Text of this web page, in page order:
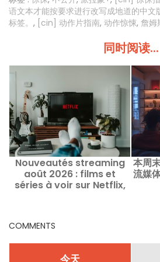
语文本才能按要求进行改写成地道的中文
标签。 , [cin] 动作片指南, 动作惊悚, 詹姆
同时阅读...
Nouveautés streaming
août 2026 : films et
séries à voir sur Netflix,
Video 值得观看的电影与剧
集
本周
流媒
COMMENTS
今天